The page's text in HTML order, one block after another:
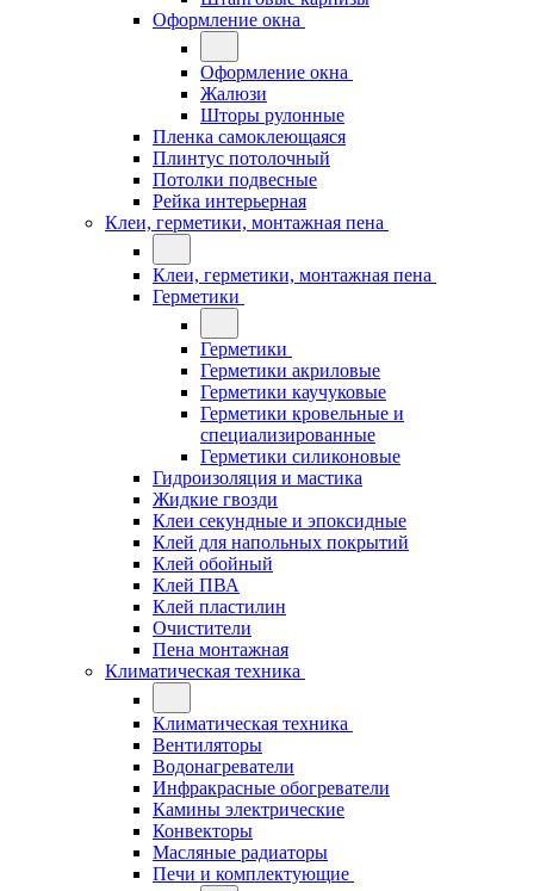
Оформление окна
Оформление окна
Жалюзи
Шторы рулонные
Пленка самоклеющаяся
Плинтус потолочный
Потолки подвесные
Рейка интерьерная
Клеи, герметики, монтажная пена
Клеи, герметики, монтажная пена
Герметики
Герметики
Герметики акриловые
Герметики каучуковые
Герметики кровельные и
специализированные
Герметики силиконовые
Гидроизоляция и мастика
Жидкие гвозди
Клеи секундные и эпоксидные
Клей для напольных покрытий
Клей обойный
Клей ПВА
Клей пластилин
Очистители
Пена монтажная
Климатическая техника
Климатическая техника
Вентиляторы
Водонагреватели
Инфракрасные обогреватели
Камины электрические
Конвекторы
Масляные радиаторы
Печи и комплектующие